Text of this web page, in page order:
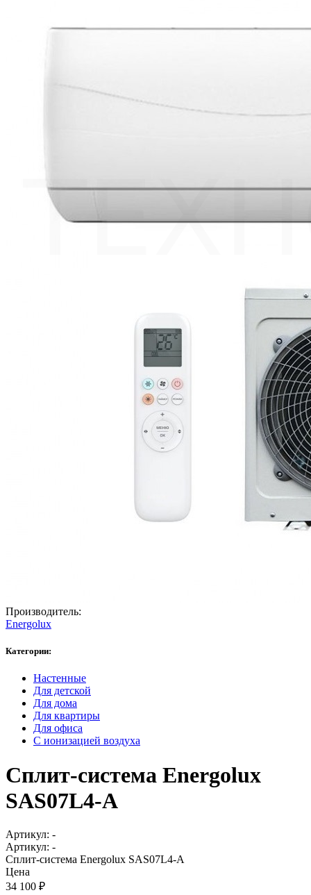
Производитель:
Energolux
Категории:
Настенные
Для детской
Для дома
Для квартиры
Для офиса
С ионизацией воздуха
Сплит-система Energolux
SAS07L4-A
Артикул: -
Артикул: -
Сплит-система Energolux SAS07L4-A
Цена
34 100 ₽